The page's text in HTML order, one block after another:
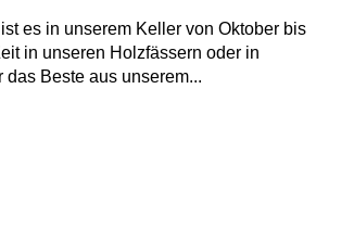
es in unserem Keller von Oktober bis
in unseren Holzfässern oder in
Beste aus unserem...